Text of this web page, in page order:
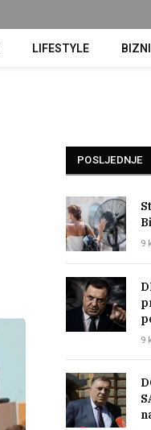
LIFESTYLE
POSLJEDNJE
9
9